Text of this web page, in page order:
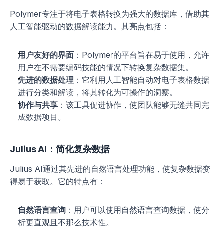
Polymer专注于将电子表格转换为强大的数据库，借助其
人工智能驱动的数据解读能力。其亮点包括：
用户友好的界面 ：Polymer的平台旨在易于使用，允许
用户在不需要编码技能的情况下转换复杂数据集。
先进的数据处理 ：它利用人工智能自动对电子表格数据
进行分类和解读，将其转化为可操作的洞察。
协作与共享 ：该工具促进协作，使团队能够无缝共同完
成数据项目。
Julius AI：简化复杂数据
Julius AI通过其先进的自然语言处理功能，使复杂数据变
得易于获取。它的特点有：
自然语言查询 ：用户可以使用自然语言查询数据，使分
析更直观且不那么技术性。